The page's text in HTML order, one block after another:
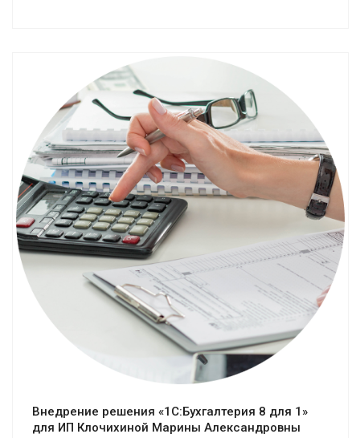
Смотреть проект
Внедрение решения «1С:Бухгалтерия 8 для 1»
для ИП Клочихиной Марины Александровны